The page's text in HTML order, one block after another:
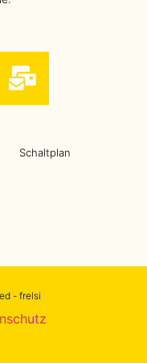
Schaltplan
- frelsi